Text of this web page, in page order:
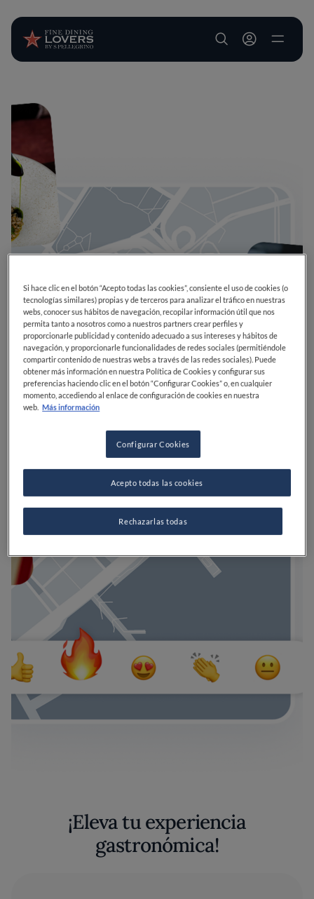
User account
¡Eleva tu experiencia
gastronómica!
Si hace clic en el botón “Acepto todas las cookies”, consiente el uso de cookies (o
tecnologías similares) propias y de terceros para analizar el tráfico en nuestras
webs, conocer sus hábitos de navegación, recopilar información útil que nos
permita tanto a nosotros como a nuestros partners crear perfiles y
proporcionarle publicidad y contenido adecuado a sus intereses y hábitos de
navegación, y proporcionarle funcionalidades de redes sociales (permitiéndole
compartir contenido de nuestras webs a través de las redes sociales). Puede
obtener más información en nuestra Política de Cookies y configurar sus
preferencias haciendo clic en el botón “Configurar Cookies” o, en cualquier
momento, accediendo al enlace de configuración de cookies en nuestra
web. Más información
Configurar Cookies
Rechazarlas todas
Acepto todas las cookies